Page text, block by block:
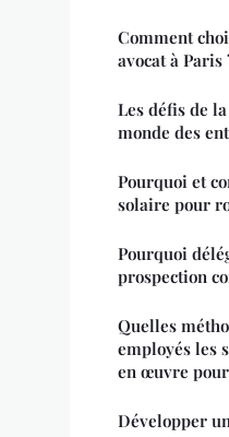
Comment
avocat à Paris
Les défis de
monde des
Pourquoi et
solaire pour
Pourquoi
prospection
Quelles
employés les
en œuvre
Développer